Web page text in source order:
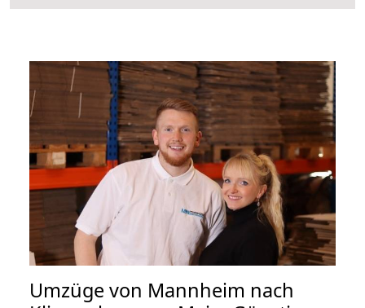
Umzüge von Mannheim nach